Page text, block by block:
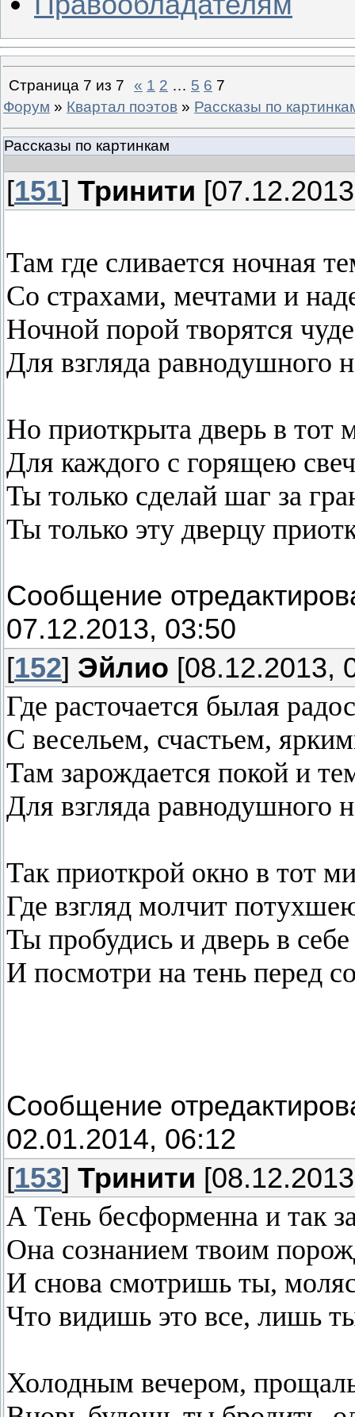
Страница 7 из 7 « 1 2 … 5 6 7
Форум » Квартал поэтов » Рассказы по
Рассказы по картинкам
[151] Тринити
Там где сливается ночная
Со страхами, мечтами и
Ночной порой творятся
Для взгляда равнодушного
Но приоткрыта дверь в тот
Для каждого с горящею
Ты только сделай шаг за
Ты только эту дверцу
Сообщение
07.12.2013, 03:50
[152] Эйлио [08.12.2013,
Где расточается былая
С весельем, счастьем,
Там зарождается покой и
Для взгляда равнодушного
Так приоткрой окно в тот
Где взгляд молчит
Ты пробудись и дверь в
И посмотри на тень перед
Сообщение
02.01.2014, 06:12
[153] Тринити
А Тень бесформенна и так
Она сознанием твоим
И снова смотришь ты,
Что видишь это все, лишь
Холодным вечером,